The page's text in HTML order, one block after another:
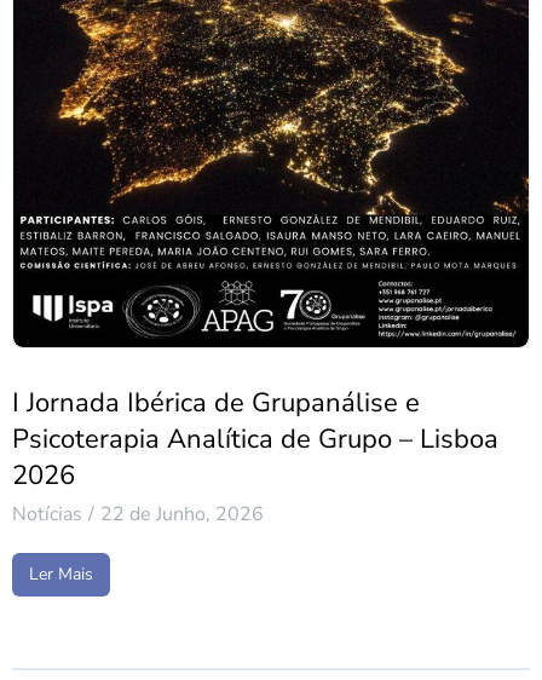
I Jornada Ibérica de Grupanálise e
Psicoterapia Analítica de Grupo – Lisboa
2026
Notícias 22 de Junho, 2026
Ler Mais